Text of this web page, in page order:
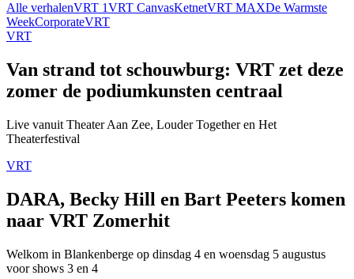
Alle verhalenVRT 1VRT CanvasKetnetVRT MAXDe Warmste
WeekCorporateVRT
VRT
Van strand tot schouwburg: VRT zet deze
zomer de podiumkunsten centraal
Live vanuit Theater Aan Zee, Louder Together en Het
Theaterfestival
VRT
DARA, Becky Hill en Bart Peeters komen
naar VRT Zomerhit
Welkom in Blankenberge op dinsdag 4 en woensdag 5 augustus
voor shows 3 en 4